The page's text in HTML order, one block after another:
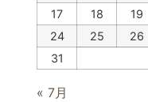
17
18 19
24
25 26
31
« 7月